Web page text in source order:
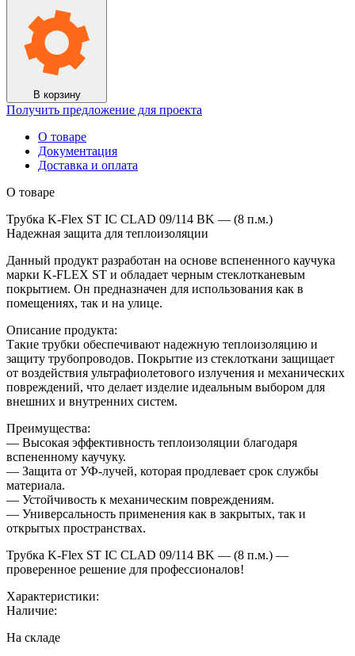
В корзину
Получить предложение для проекта
О товаре
Документация
Доставка и оплата
О товаре
Трубка K-Flex ST IC CLAD 09/114 BK — (8 п.м.)
Надежная защита для теплоизоляции
Данный продукт разработан на основе вспененного каучука
марки K-FLEX ST и обладает черным стеклотканевым
покрытием. Он предназначен для использования как в
помещениях, так и на улице.
Описание продукта:
Такие трубки обеспечивают надежную теплоизоляцию и
защиту трубопроводов. Покрытие из стеклоткани защищает
от воздействия ультрафиолетового излучения и механических
повреждений, что делает изделие идеальным выбором для
внешних и внутренних систем.
Преимущества:
— Высокая эффективность теплоизоляции благодаря
вспененному каучуку.
— Защита от УФ-лучей, которая продлевает срок службы
материала.
— Устойчивость к механическим повреждениям.
— Универсальность применения как в закрытых, так и
открытых пространствах.
Трубка K-Flex ST IC CLAD 09/114 BK — (8 п.м.) —
проверенное решение для профессионалов!
Характеристики:
Наличие:
На складе